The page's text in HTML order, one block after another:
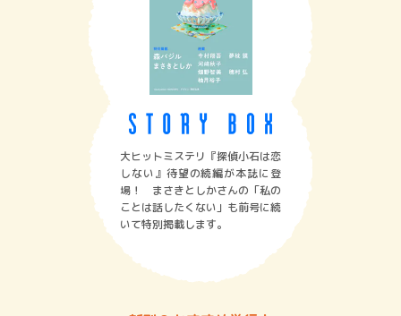
大ヒットミステリ『探偵小石は恋
しない』待望の続編が本誌に登
場！ まさきとしかさんの「私の
ことは話したくない」も前号に続
いて特別掲載します。